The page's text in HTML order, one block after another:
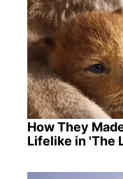
How They
Lifelike in 'The